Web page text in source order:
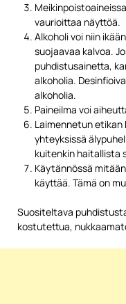
vaurioittaa näyttöä.
Alkoholi voi niin
suojaavaa kalvoa.
puhdistusainetta,
alkoholia.
alkoholia.
Paineilma voi
Laimennetun
yhteyksissä
kuitenkin haitallista
Käytännössä
käyttää. Tämä on
Suositeltava
kostutettua,